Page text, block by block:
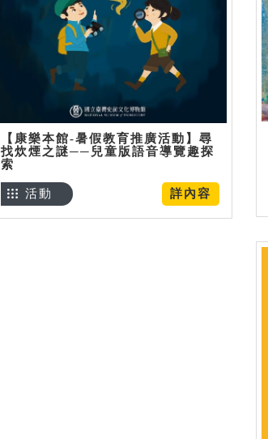
【康樂本館-暑假教育推廣活動】尋
找炊煙之謎──兒童版語音導覽趣探
索
詳內容
活動